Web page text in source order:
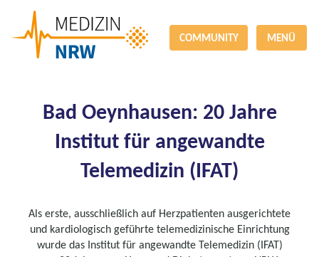
COMMUNITY MENÜ
Bad Oeynhausen: 20 Jahre
Institut für angewandte
Telemedizin (IFAT)
Als erste, ausschließlich auf Herzpatienten ausgerichtete
und kardiologisch geführte telemedizinische Einrichtung
wurde das Institut für angewandte Telemedizin (IFAT)